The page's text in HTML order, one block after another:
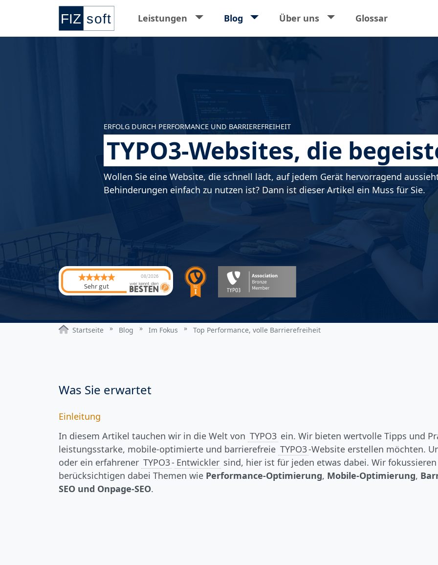
Springe zur Hauptnavigation
Springe zum Hauptinhalt
Springe zu den Kontaktdaten und Support
Springe zum Footer
Leistungen Blog Über uns Glossar
ERFOLG DURCH PERFORMANCE UND BARRIEREFREIHEIT
TYPO3-Websites, die
Wollen Sie eine Website, die schnell lädt, auf jedem Gerät hervorragend
Behinderungen einfach zu nutzen ist? Dann ist dieser Artikel ein Muss für Sie.
Sehr gut
08/2026
Startseite Blog Im Fokus Top Performance, volle Barrierefreiheit
Was Sie erwartet
Einleitung
In diesem Artikel tauchen wir in die Welt von TYPO3 ein. Wir bieten wertvolle Tipps und
leistungsstarke, mobile-optimierte und barrierefreie TYPO3-Website erstellen möchten.
oder ein erfahrener TYPO3- Entwickler sind, hier ist für jeden etwas dabei. Wir
berücksichtigen dabei Themen wie Performance-Optimierung, Mobile-Optimierung,
SEO und Onpage-SEO.